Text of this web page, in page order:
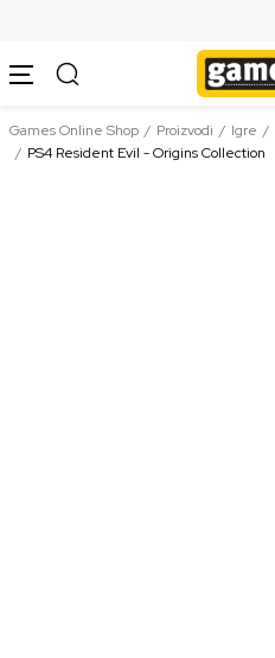
Games Online Shop Proizvodi Igre
PS4 Resident Evil - Origins Collection